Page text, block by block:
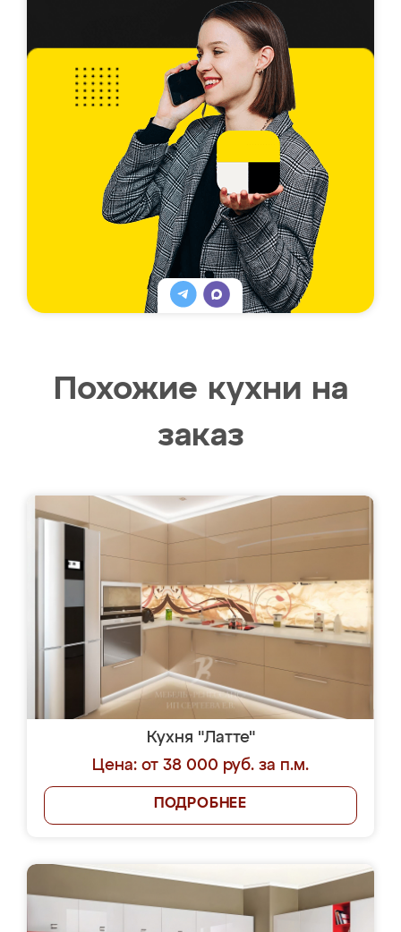
Похожие кухни на
заказ
Кухня "Латте"
Цена: от 38 000 руб. за п.м.
ПОДРОБНЕЕ